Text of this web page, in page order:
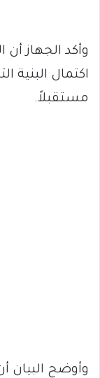
وأكد الجهاز
اكتمال البنية
مستقبلاً.